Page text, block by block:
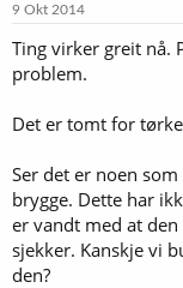
9 Okt 2014
Ting virker greit nå.
problem.
Det er tomt for
Ser det er noen
brygge. Dette har
er vandt med at
sjekker. Kanskje vi
den?